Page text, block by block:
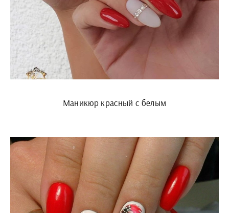
Маникюр красный с белым